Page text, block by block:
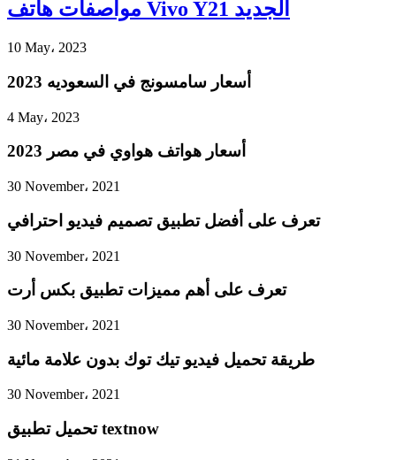
مواصفات هاتف Vivo Y21 الجديد
10 May، 2023
أسعار سامسونج في السعوديه 2023
4 May، 2023
أسعار هواتف هواوي في مصر 2023
30 November، 2021
تعرف على أفضل تطبيق تصميم فيديو احترافي
30 November، 2021
تعرف على أهم مميزات تطبيق بكس أرت
30 November، 2021
طريقة تحميل فيديو تيك توك بدون علامة مائية
30 November، 2021
تحميل تطبيق textnow